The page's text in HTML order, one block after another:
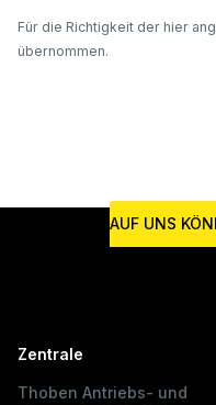
Für die Richtigkeit der hier
übernommen.
AUF UNS
Zentrale
Thoben Antriebs- und